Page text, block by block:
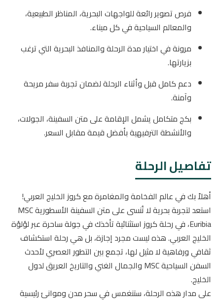
فرص تصوير رائعة للواجهات البحرية، المناظر الطبيعية،
والمعالم السياحية في كل ميناء.
مرونة في اختيار مدة الرحلة والمنافذ البحرية التي ترغب
بزيارتها.
دعم كامل قبل وأثناء الرحلة لضمان تجربة سفر مريحة
وآمنة.
بكج متكامل يشمل الإقامة على متن السفينة، الجولات،
والأنشطة الترفيهية بأفضل قيمة مقابل السعر.
تفاصيل الرحلة
أهلاً بك في عالم الفخامة والمغامرة مع كروز الخليج العربي!
استعد لتجربة بحرية لا تُنسى على متن السفينة الأسطورية MSC
Euribia، في رحلة كروز استثنائية تأخذك في جولة ساحرة عبر لؤلؤة
الخليج العربي. هذه ليست مجرد إجازة، بل هي رحلة استكشاف
ثقافي ورفاهية لا مثيل لها، تجمع بين التطور العصري لأحدث
السفن السياحية MSC والجمال الغني والتاريخ العريق لدول
الخليج.
على مدار هذه الرحلة، ستنغمس في سحر مدن وموانئ رئيسية